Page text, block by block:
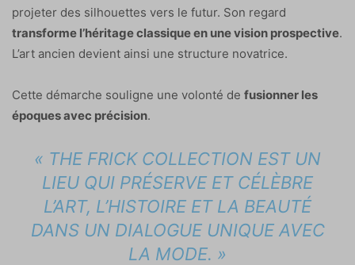
projeter des silhouettes vers le futur. Son regard
transforme l’héritage classique en une vision prospective.
L’art ancien devient ainsi une structure novatrice.
Cette démarche souligne une volonté de fusionner les
époques avec précision.
« THE FRICK COLLECTION EST UN
LIEU QUI PRÉSERVE ET CÉLÈBRE
L’ART, L’HISTOIRE ET LA BEAUTÉ
DANS UN DIALOGUE UNIQUE AVEC
LA MODE. »